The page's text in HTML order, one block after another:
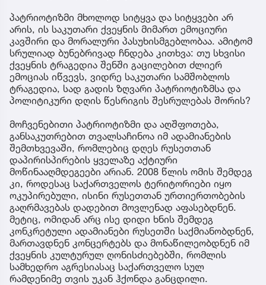
პატრიოტიზმი მხოლოდ სიტყვა და სიტყვები არ
არის, ის საკუთარი ქვეყნის მიმართ ემოციური
კავშირი და მორალური პასუხისმგებლობაა. ამიტომ
სრულიად ბუნებრივად ჩნდება კითხვა: თუ სხვისი
ქვეყნის ტრაგედია შენში გაცილებით ძლიერ
ემოციას იწვევს, ვიდრე საკუთარი სამშობლოს
ტრაგედია, სად გადის ზღვარი პატრიოტიზმსა და
პოლიტიკური დღის წესრიგის შესრულებას შორის?
მოჩვენებითი პატრიოტიზმი და აღშფოთება,
განსაკუთრებით თვალსაჩინოა იმ ადამიანების
შემთხვევაში, რომლებიც დღეს რუსეთთან
დაპირისპირების ყველაზე აქტიური
მოწინააღმდეგეები არიან. 2008 წლის ომის შემდეგ
კი, როდესაც საქართველოს ტერიტორიები იყო
ოკუპირებული, ისინი რუსეთთან ურთიერთობების
გაღრმავებას დადებით მოვლენად აფასებდნენ.
მეტიც, ომიდან არც ისე დიდი ხნის შემდეგ
კონკრეტული ადამიანები რუსეთში საქმიანობდნენ,
მართავდნენ კონცერტებს და მონაწილეობდნენ იმ
ქვეყნის კულტურულ ღონისძიებებში, რომლის
სამხედრო აგრესიასაც საქართველო სულ
რამდენიმე თვის უკან ჰქონდა განცდილი.